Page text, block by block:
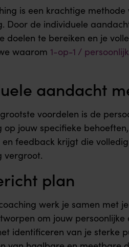
is een krachtige
Door de individuele
doelen te bereiken en je
waarom 1-op-1 /
aandacht
voordelen is de
op jouw specifieke
feedback krijgt die
vergroot.
plan
werk je samen met
om jouw
identificeren van je sterke